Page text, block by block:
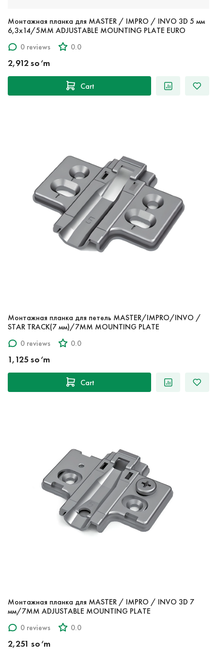
Монтажная планка для MASTER / IMPRO / INVO 3D 5 мм
6,3х14/5MM ADJUSTABLE MOUNTING PLATE EURO
0 reviews
0.0
2,912 so‘m
Cart
Монтажная планка для петель MASTER/IMPRO/INVO /
STAR TRACK(7 мм)/7MM MOUNTING PLATE
0 reviews
0.0
1,125 so‘m
Cart
Монтажная планка для MASTER / IMPRO / INVO 3D 7
мм/7MM ADJUSTABLE MOUNTING PLATE
0 reviews
0.0
2,251 so‘m